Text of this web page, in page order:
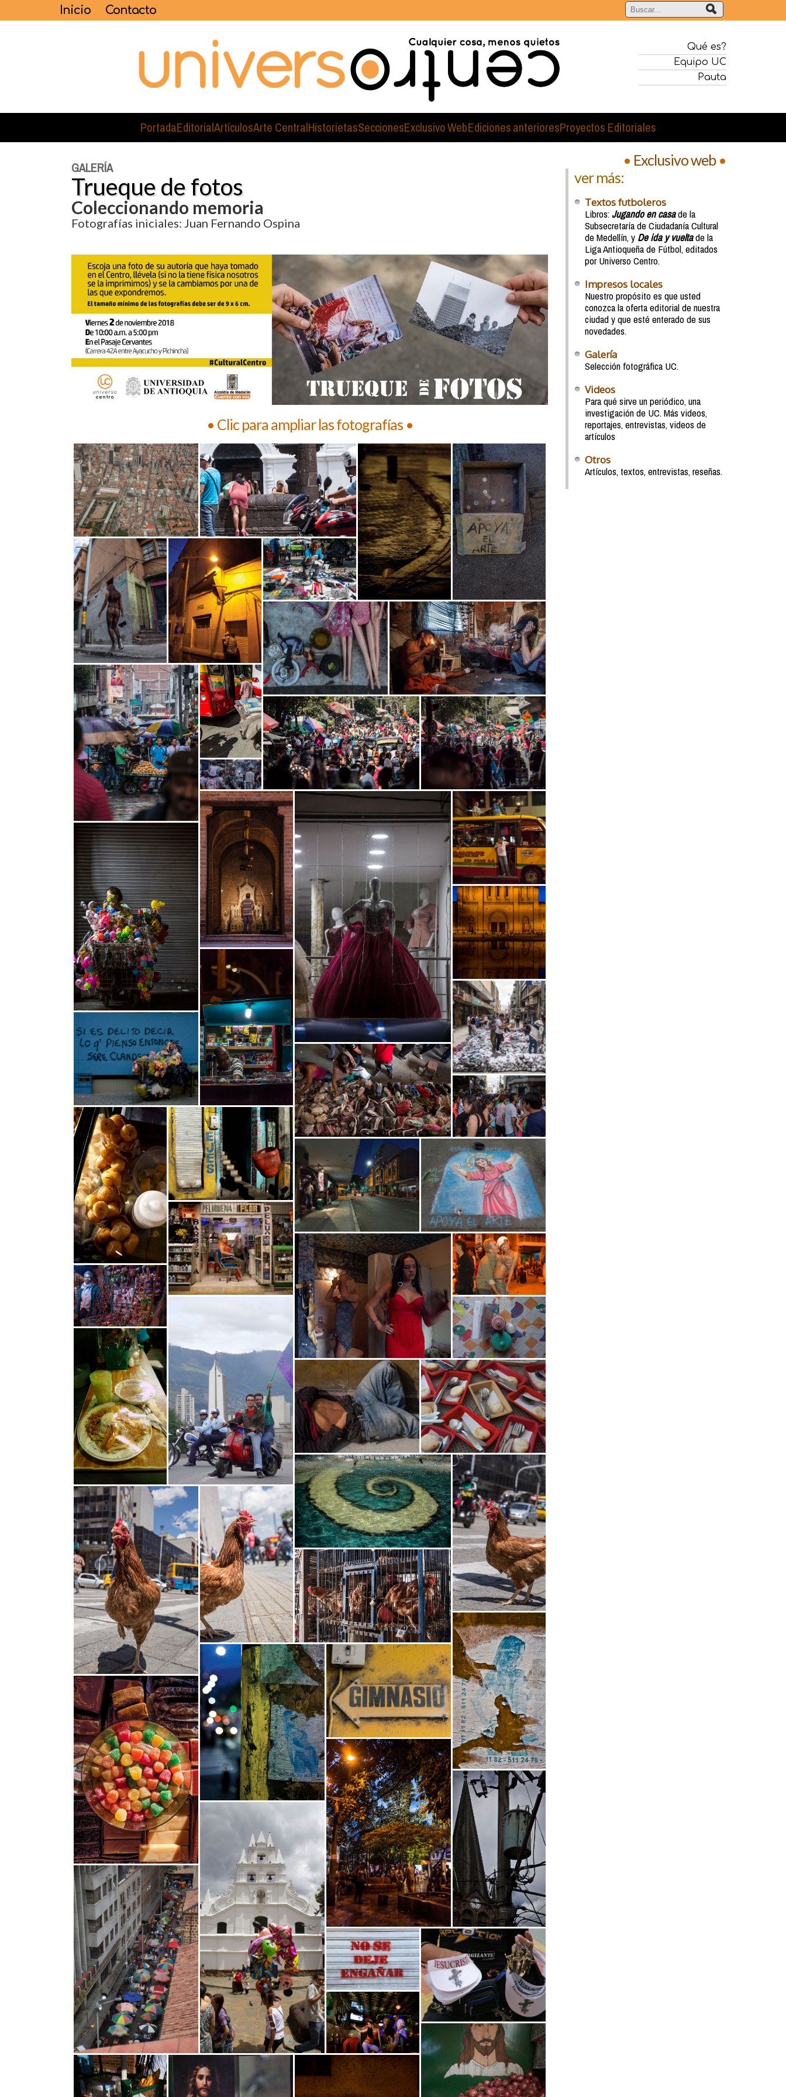
Inicio Contacto
Qué es?
Equipo UC
Pauta
PortadaEditorialArtículosArte CentralHistorietasSeccionesExclusivo WebEdiciones anterioresProyectos Editoriales
GALERÍA
Trueque de fotos
Coleccionando memoria
Fotografías iniciales: Juan Fernando Ospina
• Clic para ampliar las fotografías •
• Exclusivo web•
ver más:
Textos futboleros
Libros:Jugando en casade la
Subsecretaría de Ciudadanía Cultural
de Medellín, y De ida y vueltade la
Liga Antioqueña de Fútbol, editados
por Universo Centro.
Impresos locales
Nuestro propósito es que usted
conozca la oferta editorial de nuestra
ciudad y que esté enterado de sus
novedades.
Galería
Selección fotográfica UC.
Videos
Para qué sirve un periódico, una
investigación de UC. Más videos,
reportajes, entrevistas, videos de
artículos
Otros
Artículos, textos, entrevistas, reseñas.